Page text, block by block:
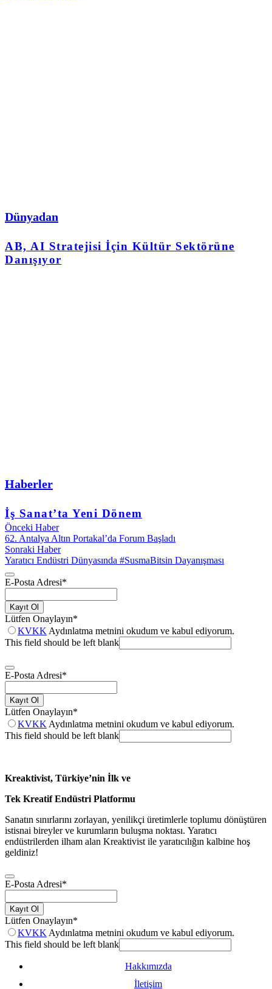
Dünyadan
AB, AI Stratejisi İçin Kültür Sektörüne
Danışıyor
Haberler
İş Sanat’ta Yeni Dönem
Önceki Haber
62. Antalya Altın Portakal’da Forum Başladı
Sonraki Haber
Yaratıcı Endüstri Dünyasında #SusmaBitsin Dayanışması
E-Posta Adresi*
Kayıt Ol
Lütfen Onaylayın*
KVKK Aydınlatma metnini okudum ve kabul ediyorum.
This field should be left blank
E-Posta Adresi*
Kayıt Ol
Lütfen Onaylayın*
KVKK Aydınlatma metnini okudum ve kabul ediyorum.
This field should be left blank
Kreaktivist, Türkiye’nin İlk ve
Tek Kreatif Endüstri Platformu
Sanatın sınırlarını zorlayan, yenilikçi üretimlerle toplumu dönüştüren
istisnai bireyler ve kurumların buluşma noktası. Yaratıcı
endüstrilerden ilham alan Kreaktivist ile yaratıcılığın kalbine hoş
geldiniz!
E-Posta Adresi*
Kayıt Ol
Lütfen Onaylayın*
KVKK Aydınlatma metnini okudum ve kabul ediyorum.
This field should be left blank
Hakkımızda
İletişim